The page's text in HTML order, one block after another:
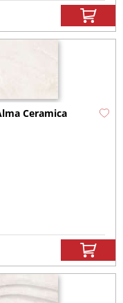
Ceramica